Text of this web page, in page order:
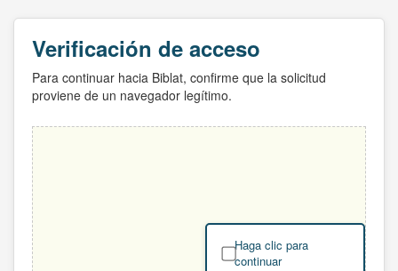
Verificación de acceso
Para continuar hacia Biblat, confirme que la solicitud
proviene de un navegador legítimo.
Haga clic para
continuar